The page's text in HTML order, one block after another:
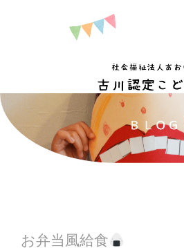
お弁当風給食